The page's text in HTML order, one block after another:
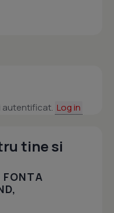
autentificat. Log in
tine si